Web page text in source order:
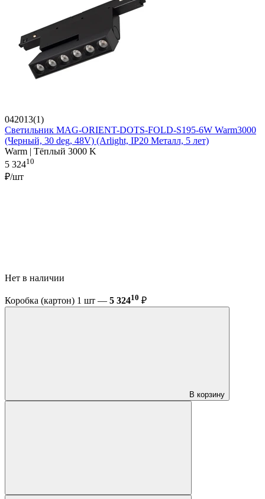
042013(1)
Светильник MAG-ORIENT-DOTS-FOLD-S195-6W Warm3000
(Черный, 30 deg, 48V) (Arlight, IP20 Металл, 5 лет)
Warm | Тёплый 3000 K
5 32410
₽/шт
Нет в наличии
Коробка (картон) 1 шт — 5 32410 ₽
В корзину